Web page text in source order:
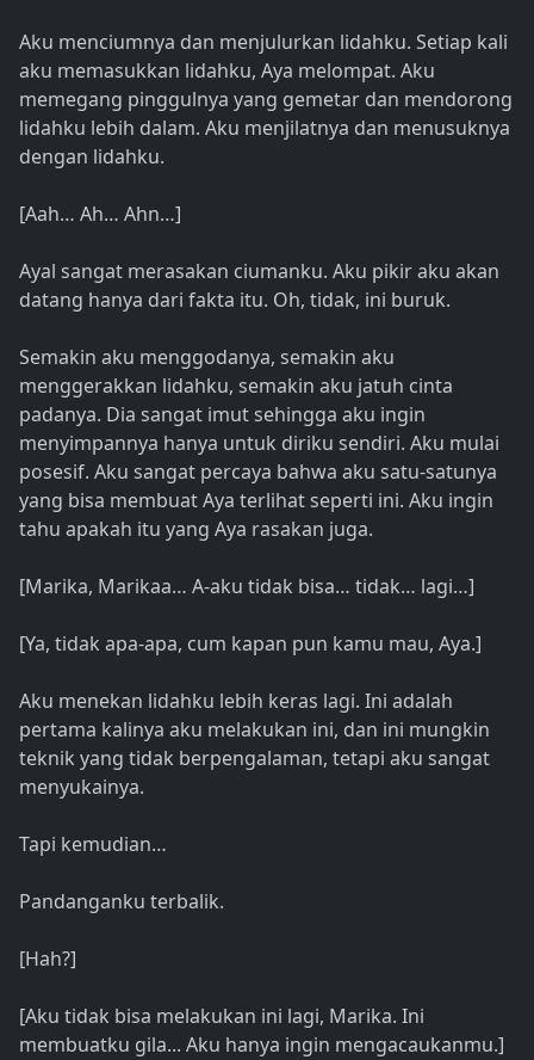
Aku menciumnya dan menjulurkan lidahku. Setiap kali
aku memasukkan lidahku, Aya melompat. Aku
memegang pinggulnya yang gemetar dan mendorong
lidahku lebih dalam. Aku menjilatnya dan menusuknya
dengan lidahku.
[Aah… Ah… Ahn…]
Ayal sangat merasakan ciumanku. Aku pikir aku akan
datang hanya dari fakta itu. Oh, tidak, ini buruk.
Semakin aku menggodanya, semakin aku
menggerakkan lidahku, semakin aku jatuh cinta
padanya. Dia sangat imut sehingga aku ingin
menyimpannya hanya untuk diriku sendiri. Aku mulai
posesif. Aku sangat percaya bahwa aku satu-satunya
yang bisa membuat Aya terlihat seperti ini. Aku ingin
tahu apakah itu yang Aya rasakan juga.
[Marika, Marikaa… A-aku tidak bisa… tidak… lagi…]
[Ya, tidak apa-apa, cum kapan pun kamu mau, Aya.]
Aku menekan lidahku lebih keras lagi. Ini adalah
pertama kalinya aku melakukan ini, dan ini mungkin
teknik yang tidak berpengalaman, tetapi aku sangat
menyukainya.
Tapi kemudian…
Pandanganku terbalik.
[Hah?]
[Aku tidak bisa melakukan ini lagi, Marika. Ini
membuatku gila... Aku hanya ingin mengacaukanmu.]